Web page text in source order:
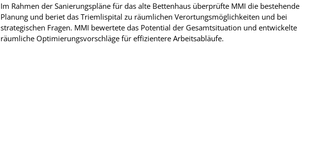
Im Rahmen der Sanierungspläne für das alte Bettenhaus überprüfte MMI die bestehende
Planung und beriet das Triemlispital zu räumlichen Verortungsmöglichkeiten und bei
strategischen Fragen. MMI bewertete das Potential der Gesamtsituation und entwickelte
räumliche Optimierungsvorschläge für effizientere Arbeitsabläufe.